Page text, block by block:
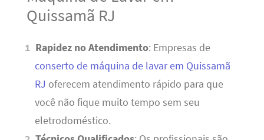
Quissamã RJ
Rapidez no Atendimento: Empresas de
conserto de máquina de lavar em Quissamã
RJ oferecem atendimento rápido para que
você não fique muito tempo sem seu
eletrodoméstico.